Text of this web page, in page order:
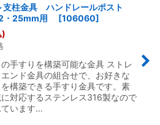
支柱金具 ハンドレールポスト
・25mm用
[106060]
)
手すりを構築可能な金具 ストレ
ンド金具の組合せで、お好きな
構築できる手すり金具です。素
対応するステンレス316製なので
ています…